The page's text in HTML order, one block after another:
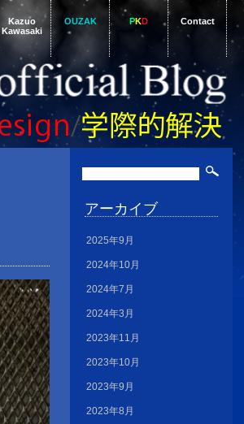
Kazuo
Kawasaki
OUZAK PKD Contact
アーカイブ
2025年9月
2024年10月
2024年7月
2024年3月
2023年11月
2023年10月
2023年9月
2023年8月